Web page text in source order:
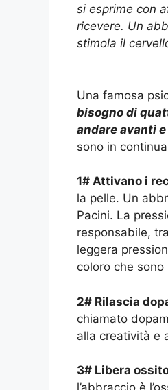
si esprime con
ricevere. Un
stimola il
Una famosa
bisogno di
andare avanti
sono in
1# Attivano i
la pelle. Un
Pacini. La
responsabile,
leggera
coloro che
2# Rilascia
chiamato
alla creatività e
3# Libera